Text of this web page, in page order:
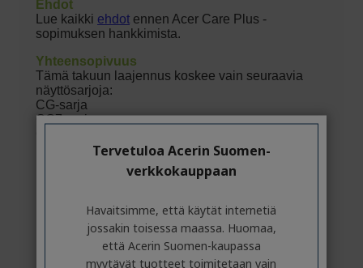
Tervetuloa Acerin Suomen-
verkkokauppaan
Havaitsimme, että käytät internetiä
jossakin toisessa maassa. Huomaa,
että Acerin Suomen-kaupassa
myytävät tuotteet toimitetaan vain